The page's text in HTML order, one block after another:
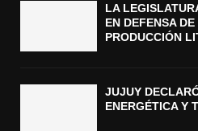
LA
EN DEFENSA
PRODUCCIÓN
JUJUY
ENERGÉTICA Y